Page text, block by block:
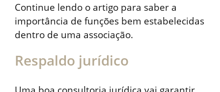
Continue lendo o artigo para saber a
importância de funções bem estabelecidas
dentro de uma associação.
Respaldo jurídico